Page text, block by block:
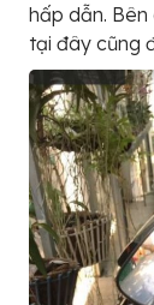
hấp dẫn.
tại đây cũng